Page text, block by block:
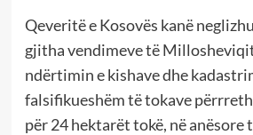
Qeveritë e Kosovës kanë
gjitha vendimeve të
ndërtimin e kishave dhe
falsifikueshëm të tokave
për 24 hektarët tokë, në